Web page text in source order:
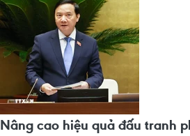
Nâng cao hiệu quả đấu tranh